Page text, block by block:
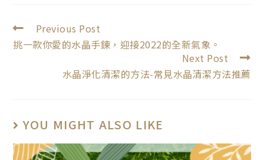
Previous Post
挑一款你愛的水晶手鍊，迎接2022的全新氣象。
Next Post
水晶淨化清潔的方法-常見水晶清潔方法推薦
YOU MIGHT ALSO LIKE